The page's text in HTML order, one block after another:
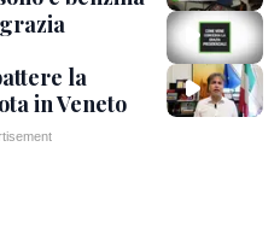
la
in Veneto